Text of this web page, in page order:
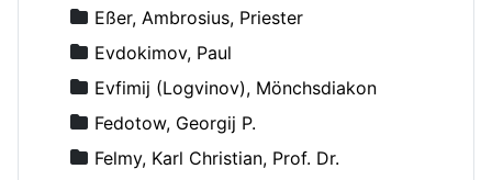
Eßer, Ambrosius, Priester
Evdokimov, Paul
Evfimij (Logvinov), Mönchsdiakon
Fedotow, Georgij P.
Felmy, Karl Christian, Prof. Dr.